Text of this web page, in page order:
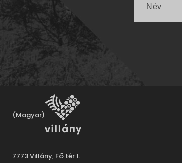
(Magyar)
7773 Villány, Fő tér 1.